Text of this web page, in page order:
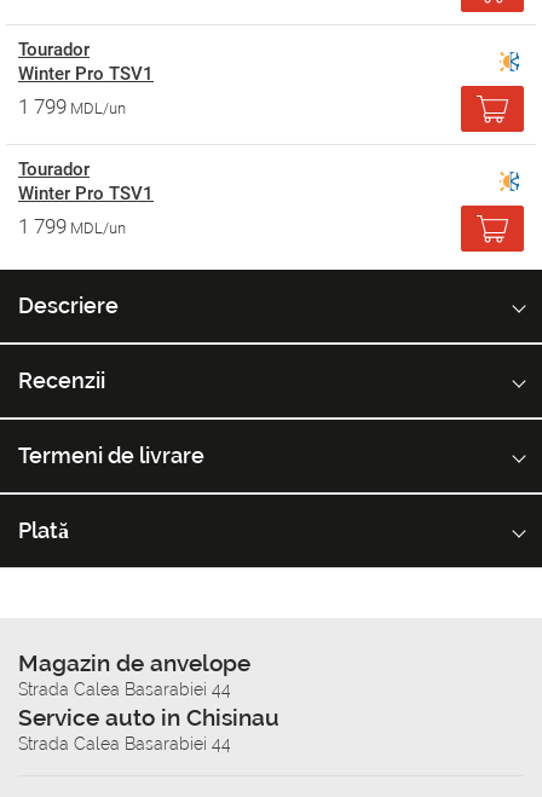
Tourador
Winter Pro TSV1
1 799 MDL/un
Tourador
Winter Pro TSV1
1 799 MDL/un
Descriere
Recenzii
Termeni de livrare
Plată
Magazin de anvelope
Strada Calea Basarabiei 44
Service auto in Chisinau
Strada Calea Basarabiei 44